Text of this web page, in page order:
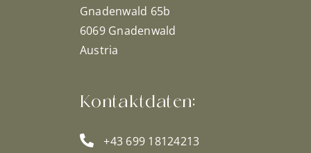
Gnadenwald 65b
6069 Gnadenwald
Austria
Kontaktdaten:
+43 699 18124213